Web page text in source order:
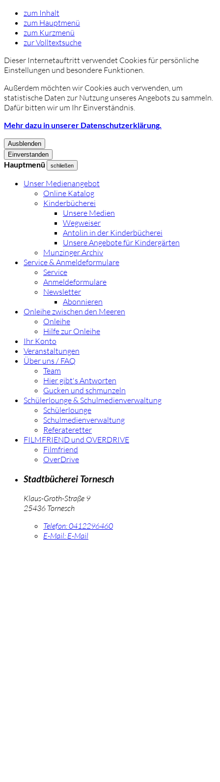
zum Inhalt
zum Hauptmenü
zum Kurzmenü
zur Volltextsuche
Dieser Internetauftritt verwendet Cookies für persönliche
Einstellungen und besondere Funktionen.
Außerdem möchten wir Cookies auch verwenden, um
statistische Daten zur Nutzung unseres Angebots zu sammeln.
Dafür bitten wir um Ihr Einverständnis.
Mehr dazu in unserer Datenschutzerklärung.
Ausblenden
Einverstanden
Hauptmenü schließen
Unser Medienangebot
Online Katalog
Kinderbücherei
Unsere Medien
Wegweiser
Antolin in der Kinderbücherei
Unsere Angebote für Kindergärten
Munzinger Archiv
Service & Anmeldeformulare
Service
Anmeldeformulare
Newsletter
Abonnieren
Onleihe zwischen den Meeren
Onleihe
Hilfe zur Onleihe
Ihr Konto
Veranstaltungen
Über uns / FAQ
Team
Hier gibt's Antworten
Gucken und schmunzeln
Schülerlounge & Schulmedienverwaltung
Schülerlounge
Schulmedienverwaltung
Referateretter
FILMFRIEND und OVERDRIVE
Filmfriend
OverDrive
Stadtbücherei Tornesch
Klaus-Groth-Straße 9
25436 Tornesch
Telefon:0412296460
E-Mail: E-Mail